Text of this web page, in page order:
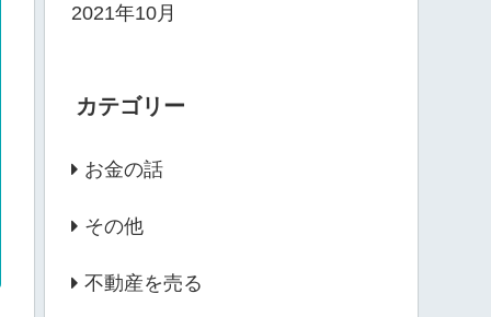
2021年10月
カテゴリー
お金の話
その他
不動産を売る